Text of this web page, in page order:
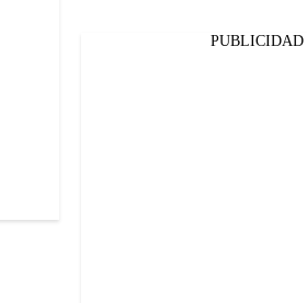
PUBLICIDAD